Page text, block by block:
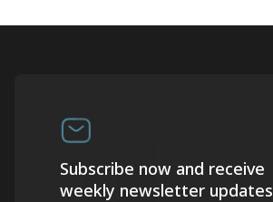
Subscribe now and receive
weekly newsletter updates